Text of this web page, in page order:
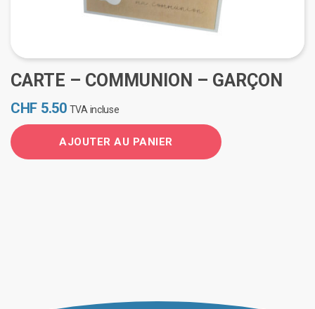
CARTE – COMMUNION – GARÇON
CHF 5.50 TVA incluse
AJOUTER AU PANIER